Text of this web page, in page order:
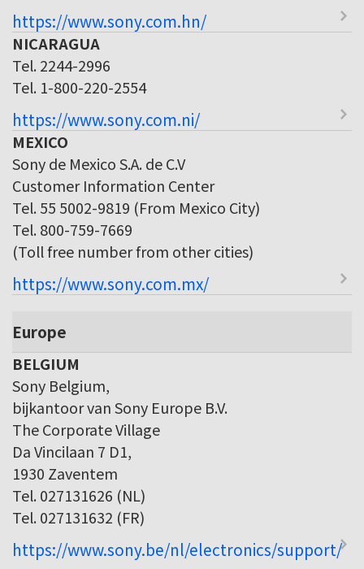
https://www.sony.com.hn/
NICARAGUA
Tel. 2244-2996
Tel. 1-800-220-2554
https://www.sony.com.ni/
MEXICO
Sony de Mexico S.A. de C.V
Customer Information Center
Tel. 55 5002-9819 (From Mexico City)
Tel. 800-759-7669
(Toll free number from other cities)
https://www.sony.com.mx/
Europe
BELGIUM
Sony Belgium,
bijkantoor van Sony Europe B.V.
The Corporate Village
Da Vincilaan 7 D1,
1930 Zaventem
Tel. 027131626 (NL)
Tel. 027131632 (FR)
https://www.sony.be/nl/electronics/support/